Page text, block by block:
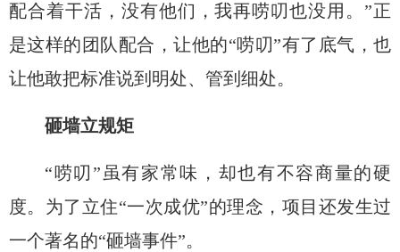
配合着干活 ， 没有他们，我再唠叨也没用。”正
是这样的团队配合，让他的“唠叨”有了底气，也
让他敢把标准说到明处、管到细处。
砸墙立规矩
“唠叨”虽有家常味，却也有不容商量的硬
度。为了立住“一次成优”的理念，项目还发生过
一个著名的“砸墙事件”。